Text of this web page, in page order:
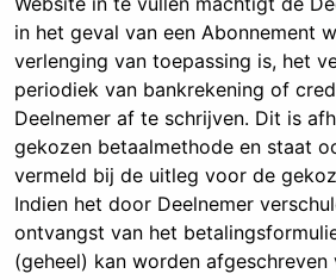
in het geval van een Abonnement
verlenging van toepassing is, het
periodiek van bankrekening of
Deelnemer af te schrijven. Dit is
gekozen betaalmethode en staat
vermeld bij de uitleg voor de
Indien het door Deelnemer
ontvangst van het
(geheel) kan worden